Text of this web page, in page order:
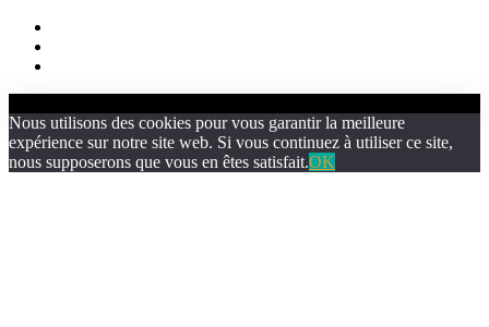
Nous utilisons des cookies pour vous garantir la meilleure
expérience sur notre site web. Si vous continuez à utiliser ce site,
nous supposerons que vous en êtes satisfait.OK